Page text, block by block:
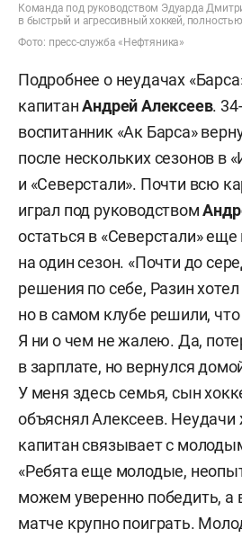
Команда под руководством Эдуарда
в быстрый и агрессивный хоккей,
Фото: пресс-служба «Нефтяника»
Подробнее о неудачах
капитанАндрей Алексеев.
воспитанник «Ак Барса»
после нескольких сезонов в
и «Северстали». Почти всю
играл под руководством
остаться в «Северстали»
на один сезон. «Почти до
решения по себе, Разин
но в самом клубе решили, что
Я ни о чем не жалею. Да,
в зарплате, но вернулся
У меня здесь семья, сын
объяснял Алексеев. Неудачи
капитан связывает с
«Ребята еще молодые,
можем уверенно победить,
матче крупно поиграть.